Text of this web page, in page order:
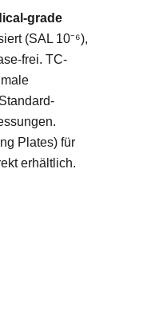
grade
(SAL 10⁻⁶),
frei. TC-
Plates) für
erhältlich.